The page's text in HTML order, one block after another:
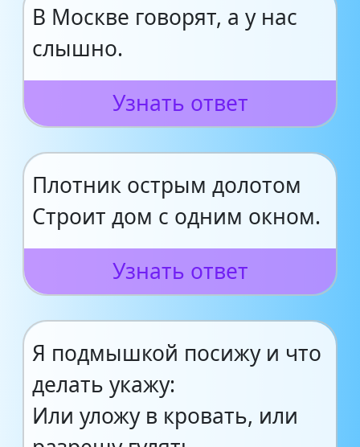
В Москве говорят, а у нас
слышно.
Узнать ответ
Плотник острым долотом
Строит дом с одним окном.
Узнать ответ
Я подмышкой посижу и что
делать укажу:
Или уложу в кровать, или